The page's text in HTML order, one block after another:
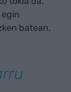
batean,